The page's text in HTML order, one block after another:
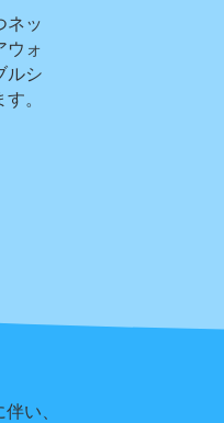
ネッ
ウォ
ルシ
。
い、